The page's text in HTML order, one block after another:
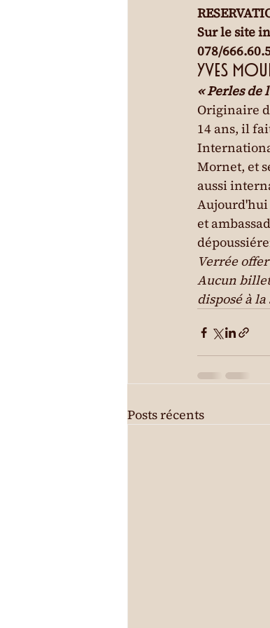
Sur le site
078/
Yves
« Perles de
Originaire
14 ans, il
Mornet, et
aussi
Aujourd'hui
et
Verrée
Aucun
disposé à
Posts récents